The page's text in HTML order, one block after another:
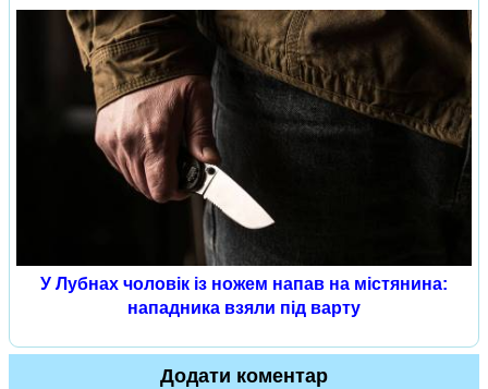
У Лубнах чоловік із ножем напав на містянина:
нападника взяли під варту
Додати коментар